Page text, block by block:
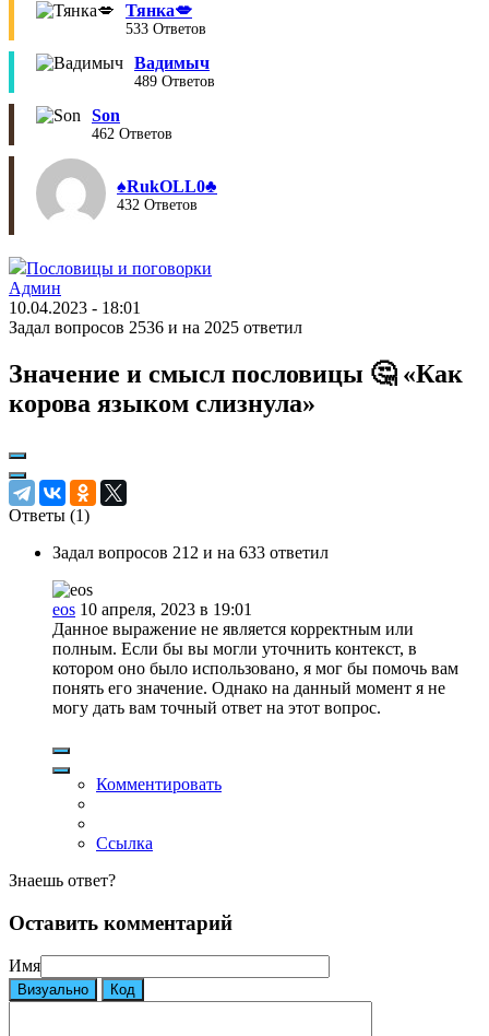
Тянка💋
533 Ответов
Вадимыч
489 Ответов
Son
462 Ответов
♠︎RukOLL0♣︎
432 Ответов
Пословицы и поговорки
Админ
10.04.2023 - 18:01
Задал вопросов 2536 и на 2025 ответил
Значение и смысл пословицы 🤔 «Как
корова языком слизнула»
Ответы (1)
Задал вопросов 212 и на 633 ответил
eos 10 апреля, 2023 в 19:01
Данное выражение не является корректным или
полным. Если бы вы могли уточнить контекст, в
котором оно было использовано, я мог бы помочь вам
понять его значение. Однако на данный момент я не
могу дать вам точный ответ на этот вопрос.
Комментировать
Ссылка
Знаешь ответ?
Оставить комментарий
Имя
Визуально Код